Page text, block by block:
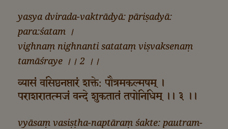
yasya dvirada-vaktrādyā: pāriṣadyā:
para:śatam ।
vighnaṃ nighnanti satataṃ viṣvaksenaṃ
tamāśraye ।। 2 ।।
व्यासं वसिष्ठनप्तारं शक्ते: पौत्रमकल्मषम् ।
पराशरातत्मजं वन्दे शुकतातं तपोनिधिम् ।। ३ ।।
vyāsaṃ vasiṣṭha-naptāraṃ śakte: pautram-